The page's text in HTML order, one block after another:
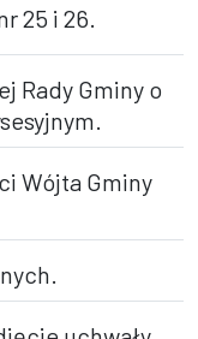
25 i 26.
Rady Gminy o
Wójta Gminy